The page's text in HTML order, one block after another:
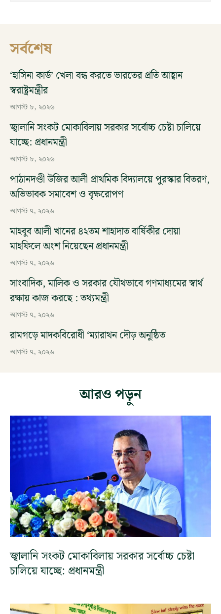
সর্বশেষ
‘হাসিনা কার্ড’ খেলা বন্ধ করতে ভারতের প্রতি আহ্বান
স্বরাষ্ট্রমন্ত্রীর
আগস্ট ৮, ২০২৬
জ্বালানি সংকট মোকাবিলায় সরকার সর্বোচ্চ চেষ্টা চালিয়ে
যাচ্ছে: প্রধানমন্ত্রী
আগস্ট ৮, ২০২৬
পাঠানদণ্ডী উজির আলী প্রাথমিক বিদ্যালয়ে পুরস্কার বিতরণ,
অভিভাবক সমাবেশ ও বৃক্ষরোপণ
আগস্ট ৭, ২০২৬
মাহবুব আলী খানের ৪২তম শাহাদাত বার্ষিকীর দোয়া
মাহফিলে অংশ নিয়েছেন প্রধানমন্ত্রী
আগস্ট ৭, ২০২৬
সাংবাদিক, মালিক ও সরকার যৌথভাবে গণমাধ্যমের স্বার্থ
রক্ষায় কাজ করছে : তথ্যমন্ত্রী
আগস্ট ৭, ২০২৬
রামগড়ে মাদকবিরোধী ‘ম্যারাথন দৌড় অনুষ্ঠিত
আগস্ট ৭, ২০২৬
আরও পড়ুন
জ্বালানি সংকট মোকাবিলায় সরকার সর্বোচ্চ চেষ্টা
চালিয়ে যাচ্ছে: প্রধানমন্ত্রী